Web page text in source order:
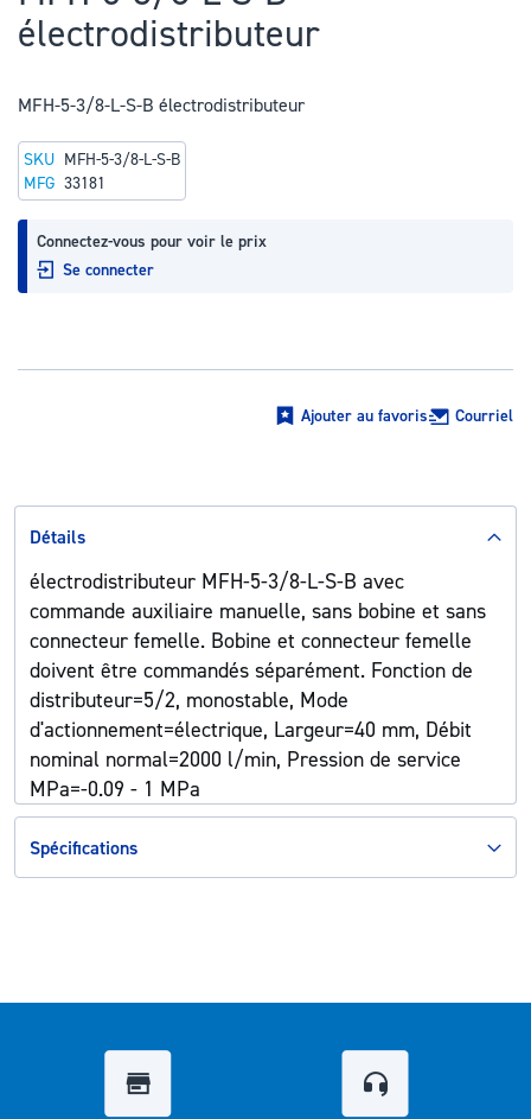
au
début
la
d’images
électrodistributeur
MFH-5-3/8-L-S-B électrodistributeur
Connectez-vous pour voir le prix
Se connecter
SKU MFH-5-3/8-L-S-B
MFG 33181
Ajouter au favoris Courriel
Détails
électrodistributeur MFH-5-3/8-L-S-B avec
commande auxiliaire manuelle, sans bobine et sans
connecteur femelle. Bobine et connecteur femelle
doivent être commandés séparément. Fonction de
distributeur=5/2, monostable, Mode
d'actionnement=électrique, Largeur=40 mm, Débit
nominal normal=2000 l/min, Pression de service
MPa=-0.09 - 1 MPa
Spécifications